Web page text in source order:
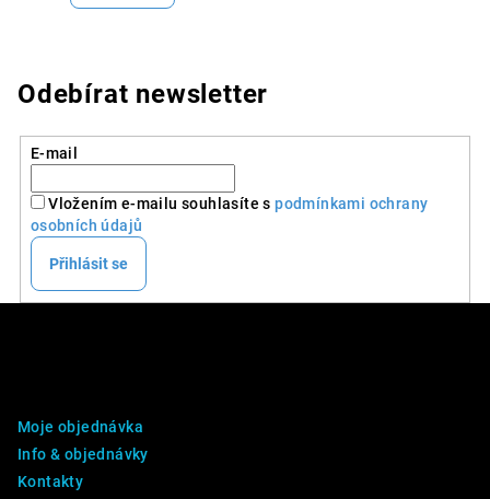
Odebírat newsletter
E-mail
Vložením e-mailu souhlasíte spodmínkami ochrany
osobních údajů
Přihlásit se
Moje objednávka
Info & objednávky
Kontakty